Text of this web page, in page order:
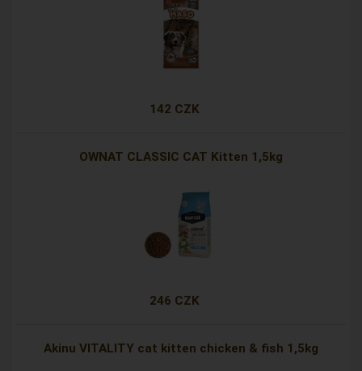
142 CZK
OWNAT CLASSIC CAT Kitten 1,5kg
246 CZK
Akinu VITALITY cat kitten chicken & fish 1,5kg